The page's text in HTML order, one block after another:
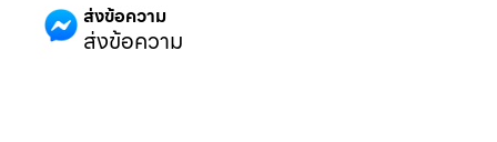
ส่งข้อความ
ส่งข้อความ